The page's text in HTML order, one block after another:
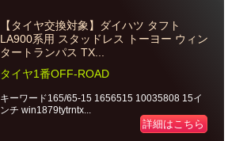
【タイヤ交換対象】ダイハツ タフト
LA900系用 スタッドレス トーヨー ウィン
タートランパス TX...
タイヤ1番OFF-ROAD
キーワード165/65-15 1656515 10035808 15イ
ンチ win1879tytrntx...
詳細はこちら